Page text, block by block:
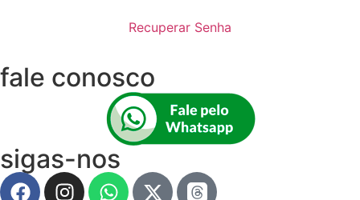
Recuperar Senha
fale conosco
sigas-nos